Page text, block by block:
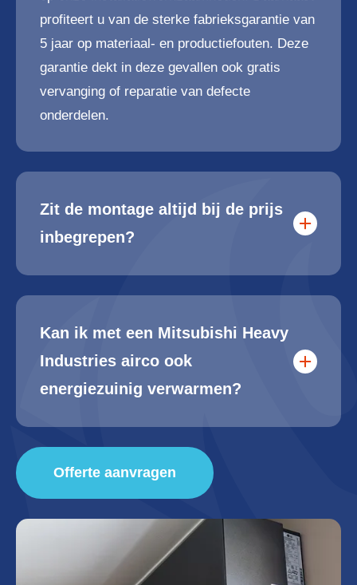
profiteert u van de sterke fabrieksgarantie van
5 jaar op materiaal- en productiefouten. Deze
garantie dekt in deze gevallen ook gratis
vervanging of reparatie van defecte
onderdelen.
Zit de montage altijd bij de prijs
inbegrepen?
Kan ik met een Mitsubishi Heavy
Industries airco ook
energiezuinig verwarmen?
Offerte aanvragen